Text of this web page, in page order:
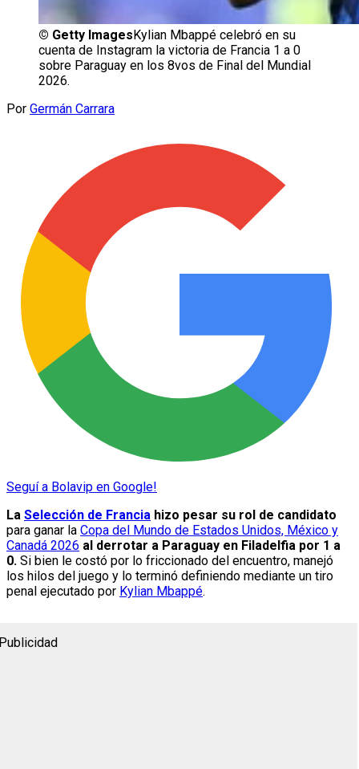
© Getty Images Kylian Mbappé celebró en su
cuenta de Instagram la victoria de Francia 1 a 0
sobre Paraguay en los 8vos de Final del Mundial
2026.
Por Germán Carrara
Seguí a Bolavip en Google!
La Selección de Francia hizo pesar su rol de candidato
para ganar la Copa del Mundo de Estados Unidos, México y
Canadá 2026 al derrotar a Paraguay en Filadelfia por 1 a
0. Si bien le costó por lo friccionado del encuentro, manejó
los hilos del juego y lo terminó definiendo mediante un tiro
penal ejecutado por Kylian Mbappé.